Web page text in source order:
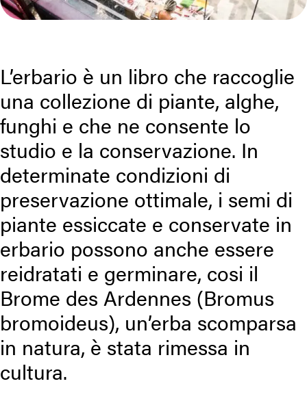
L’erbario è un libro che raccoglie
una collezione di piante, alghe,
funghi e che ne consente lo
studio e la conservazione. In
determinate condizioni di
preservazione ottimale, i semi di
piante essiccate e conservate in
erbario possono anche essere
reidratati e germinare, cosi il
Brome des Ardennes (Bromus
bromoideus), un’erba scomparsa
in natura, è stata rimessa in
cultura.